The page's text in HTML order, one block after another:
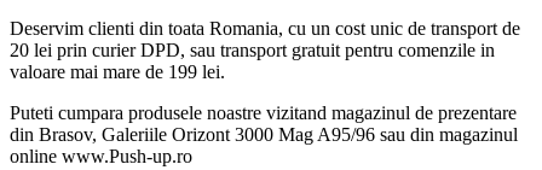
Deservim clienti din toata Romania, cu un cost unic de transport de
20 lei prin curier DPD, sau transport gratuit pentru comenzile in
valoare mai mare de 199 lei.
Puteti cumpara produsele noastre vizitand magazinul de prezentare
din Brasov, Galeriile Orizont 3000 Mag A95/96 sau din magazinul
online www.Push-up.ro